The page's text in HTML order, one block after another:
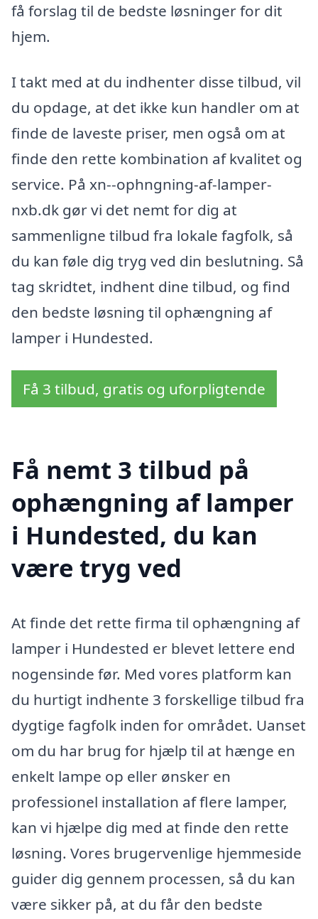
få forslag til de bedste løsninger for dit
hjem.
I takt med at du indhenter disse tilbud, vil
du opdage, at det ikke kun handler om at
finde de laveste priser, men også om at
finde den rette kombination af kvalitet og
service. På xn--ophngning-af-lamper-
nxb.dk gør vi det nemt for dig at
sammenligne tilbud fra lokale fagfolk, så
du kan føle dig tryg ved din beslutning. Så
tag skridtet, indhent dine tilbud, og find
den bedste løsning til ophængning af
lamper i Hundested.
Få 3 tilbud, gratis og uforpligtende
Få nemt 3 tilbud på
ophængning af lamper
i Hundested, du kan
være tryg ved
At finde det rette firma til ophængning af
lamper i Hundested er blevet lettere end
nogensinde før. Med vores platform kan
du hurtigt indhente 3 forskellige tilbud fra
dygtige fagfolk inden for området. Uanset
om du har brug for hjælp til at hænge en
enkelt lampe op eller ønsker en
professionel installation af flere lamper,
kan vi hjælpe dig med at finde den rette
løsning. Vores brugervenlige hjemmeside
guider dig gennem processen, så du kan
være sikker på, at du får den bedste